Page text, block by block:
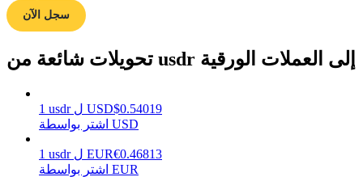
يكسب
سجل الآن
تحويلات شائعة من usdr إلى العملات الورقية
1 usdr ل USD$0.54019
اشتر بواسطة USD
1 usdr ل EUR€0.46813
اشتر بواسطة EUR